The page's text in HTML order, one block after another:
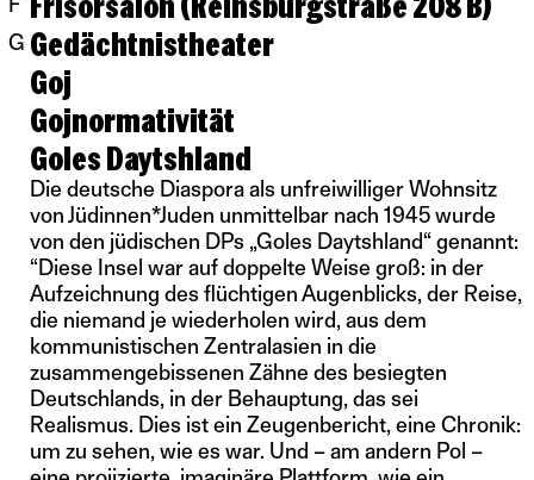
G Gedächtnistheater
Goj
Gojnormativität
Goles Daytshland
Die deutsche Diaspora als unfreiwilliger Wohnsitz
von Jüdinnen*Juden unmittelbar nach 1945 wurde
von den jüdischen DPs „Goles Daytshland“ genannt:
“Diese Insel war auf doppelte Weise groß: in der
Aufzeichnung des flüchtigen Augenblicks, der Reise,
die niemand je wiederholen wird, aus dem
kommunistischen Zentralasien in die
zusammengebissenen Zähne des besiegten
Deutschlands, in der Behauptung, das sei
Realismus. Dies ist ein Zeugenbericht, eine Chronik:
um zu sehen, wie es war. Und – am andern Pol –